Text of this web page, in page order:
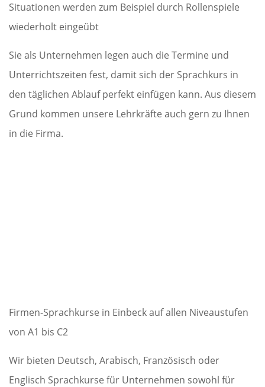
Situationen werden zum Beispiel durch Rollenspiele
wiederholt eingeübt
Sie als Unternehmen legen auch die Termine und
Unterrichtszeiten fest, damit sich der Sprachkurs in
den täglichen Ablauf perfekt einfügen kann. Aus diesem
Grund kommen unsere Lehrkräfte auch gern zu Ihnen
in die Firma.
Firmen-Sprachkurse in Einbeck auf allen Niveaustufen
von A1 bis C2
Wir bieten Deutsch, Arabisch, Französisch oder
Englisch Sprachkurse für Unternehmen sowohl für